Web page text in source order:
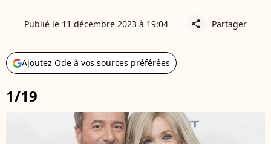
Publié le 11 décembre 2023 à 19:04 share Partager
Ajoutez Ode à vos sources préférées
1/19